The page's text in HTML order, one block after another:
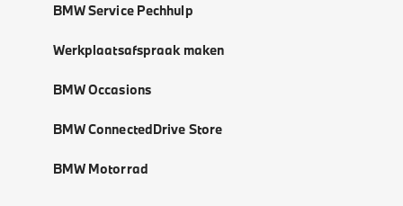
BMW Service Pechhulp
Werkplaatsafspraak maken
BMW Occasions
BMW ConnectedDrive Store
BMW Motorrad